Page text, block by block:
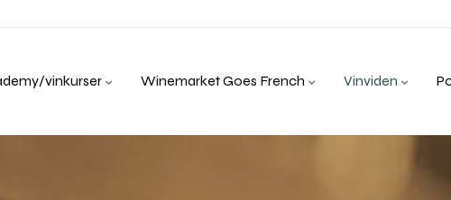
vinkurser Winemarket Goes French Vinviden